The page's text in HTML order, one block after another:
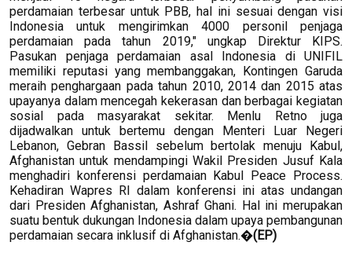
perdamaian terbesar untuk PBB, hal ini sesuai dengan visi
Indonesia untuk mengirimkan 4000 personil penjaga
perdamaian pada tahun 2019," ungkap Direktur KIPS.
Pasukan penjaga perdamaian asal Indonesia di UNIFIL
memiliki reputasi yang membanggakan, Kontingen Garuda
meraih penghargaan pada tahun 2010, 2014 dan 2015 atas
upayanya dalam mencegah kekerasan dan berbagai kegiatan
sosial pada masyarakat sekitar. Menlu Retno juga
dijadwalkan untuk bertemu dengan Menteri Luar Negeri
Lebanon, Gebran Bassil sebelum bertolak menuju Kabul,
Afghanistan untuk mendampingi Wakil Presiden Jusuf Kala
menghadiri konferensi perdamaian Kabul Peace Process.
Kehadiran Wapres RI dalam konferensi ini atas undangan
dari Presiden Afghanistan, Ashraf Ghani. Hal ini merupakan
suatu bentuk dukungan Indonesia dalam upaya pembangunan
perdamaian secara inklusif di Afghanistan.�(EP)